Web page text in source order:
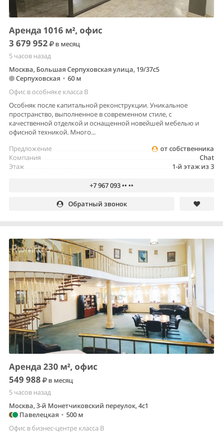
Аренда 1016 м², офис
3 679 952
в месяц
5 часов назад
Москва, Большая Серпуховская улица, 19/37с5
Серпуховская • 60 м
Офис в особняке класса B
Особняк после капитальной реконструкции. Уникальное
пространство, выполненное в современном стиле, с
качественной отделкой и оснащенной новейшей мебелью и
офисной техникой. Много...
от собственника
Предложение
Chat
Компания
1-й этаж из 3
Этаж
+7 967 093 •• ••
Обратный звонок
Аренда 230 м², офис
549 988
в месяц
5 часов назад
Москва, 3-й Монетчиковский переулок, 4с1
Павелецкая • 500 м
Офис в бизнес-центре класса B